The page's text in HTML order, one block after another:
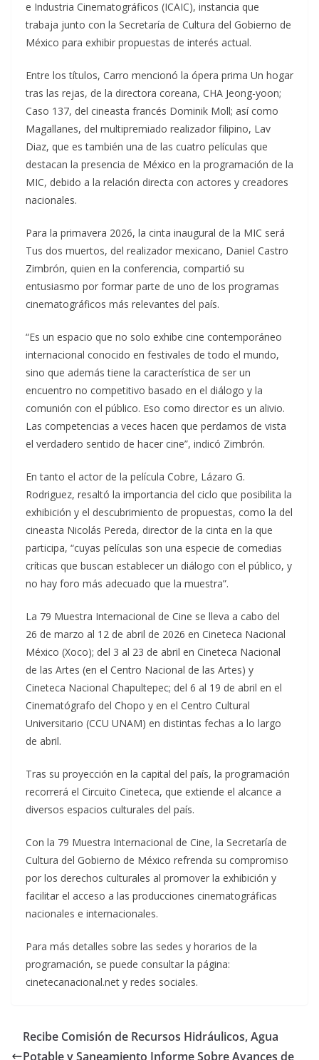
e Industria Cinematográficos (ICAIC), instancia que
trabaja junto con la Secretaría de Cultura del Gobierno de
México para exhibir propuestas de interés actual.
Entre los títulos, Carro mencionó la ópera prima Un hogar
tras las rejas, de la directora coreana, CHA Jeong-yoon;
Caso 137, del cineasta francés Dominik Moll; así como
Magallanes, del multipremiado realizador filipino, Lav
Diaz, que es también una de las cuatro películas que
destacan la presencia de México en la programación de la
MIC, debido a la relación directa con actores y creadores
nacionales.
Para la primavera 2026, la cinta inaugural de la MIC será
Tus dos muertos, del realizador mexicano, Daniel Castro
Zimbrón, quien en la conferencia, compartió su
entusiasmo por formar parte de uno de los programas
cinematográficos más relevantes del país.
“Es un espacio que no solo exhibe cine contemporáneo
internacional conocido en festivales de todo el mundo,
sino que además tiene la característica de ser un
encuentro no competitivo basado en el diálogo y la
comunión con el público. Eso como director es un alivio.
Las competencias a veces hacen que perdamos de vista
el verdadero sentido de hacer cine”, indicó Zimbrón.
En tanto el actor de la película Cobre, Lázaro G.
Rodriguez, resaltó la importancia del ciclo que posibilita la
exhibición y el descubrimiento de propuestas, como la del
cineasta Nicolás Pereda, director de la cinta en la que
participa, “cuyas películas son una especie de comedias
críticas que buscan establecer un diálogo con el público, y
no hay foro más adecuado que la muestra”.
La 79 Muestra Internacional de Cine se lleva a cabo del
26 de marzo al 12 de abril de 2026 en Cineteca Nacional
México (Xoco); del 3 al 23 de abril en Cineteca Nacional
de las Artes (en el Centro Nacional de las Artes) y
Cineteca Nacional Chapultepec; del 6 al 19 de abril en el
Cinematógrafo del Chopo y en el Centro Cultural
Universitario (CCU UNAM) en distintas fechas a lo largo
de abril.
Tras su proyección en la capital del país, la programación
recorrerá el Circuito Cineteca, que extiende el alcance a
diversos espacios culturales del país.
Con la 79 Muestra Internacional de Cine, la Secretaría de
Cultura del Gobierno de México refrenda su compromiso
por los derechos culturales al promover la exhibición y
facilitar el acceso a las producciones cinematográficas
nacionales e internacionales.
Para más detalles sobre las sedes y horarios de la
programación, se puede consultar la página:
cinetecanacional.net y redes sociales.
Recibe Comisión de Recursos Hidráulicos, Agua
Potable y Saneamiento Informe Sobre Avances de